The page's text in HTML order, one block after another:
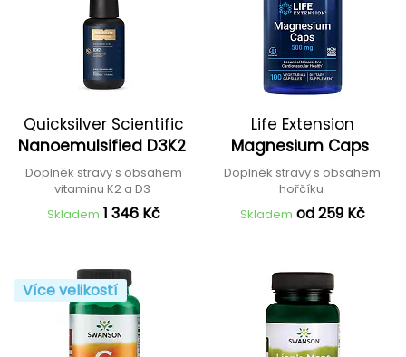
Quicksilver Scientific
Nanoemulsified D3K2
Doplněk stravy s obsahem
vitaminu K2 a D3
Skladem 1 346 Kč
Life Extension
Magnesium Caps
Doplněk stravy s obsahem
hořčíku
Skladem od 259 Kč
Více velikostí